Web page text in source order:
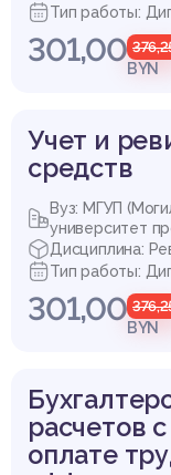
Тип работы:
301,00BYN
Учет и
средств
Вуз: МГУП
университет
Дисциплина:
Тип работы:
301,00BYN
расчетов
оплате